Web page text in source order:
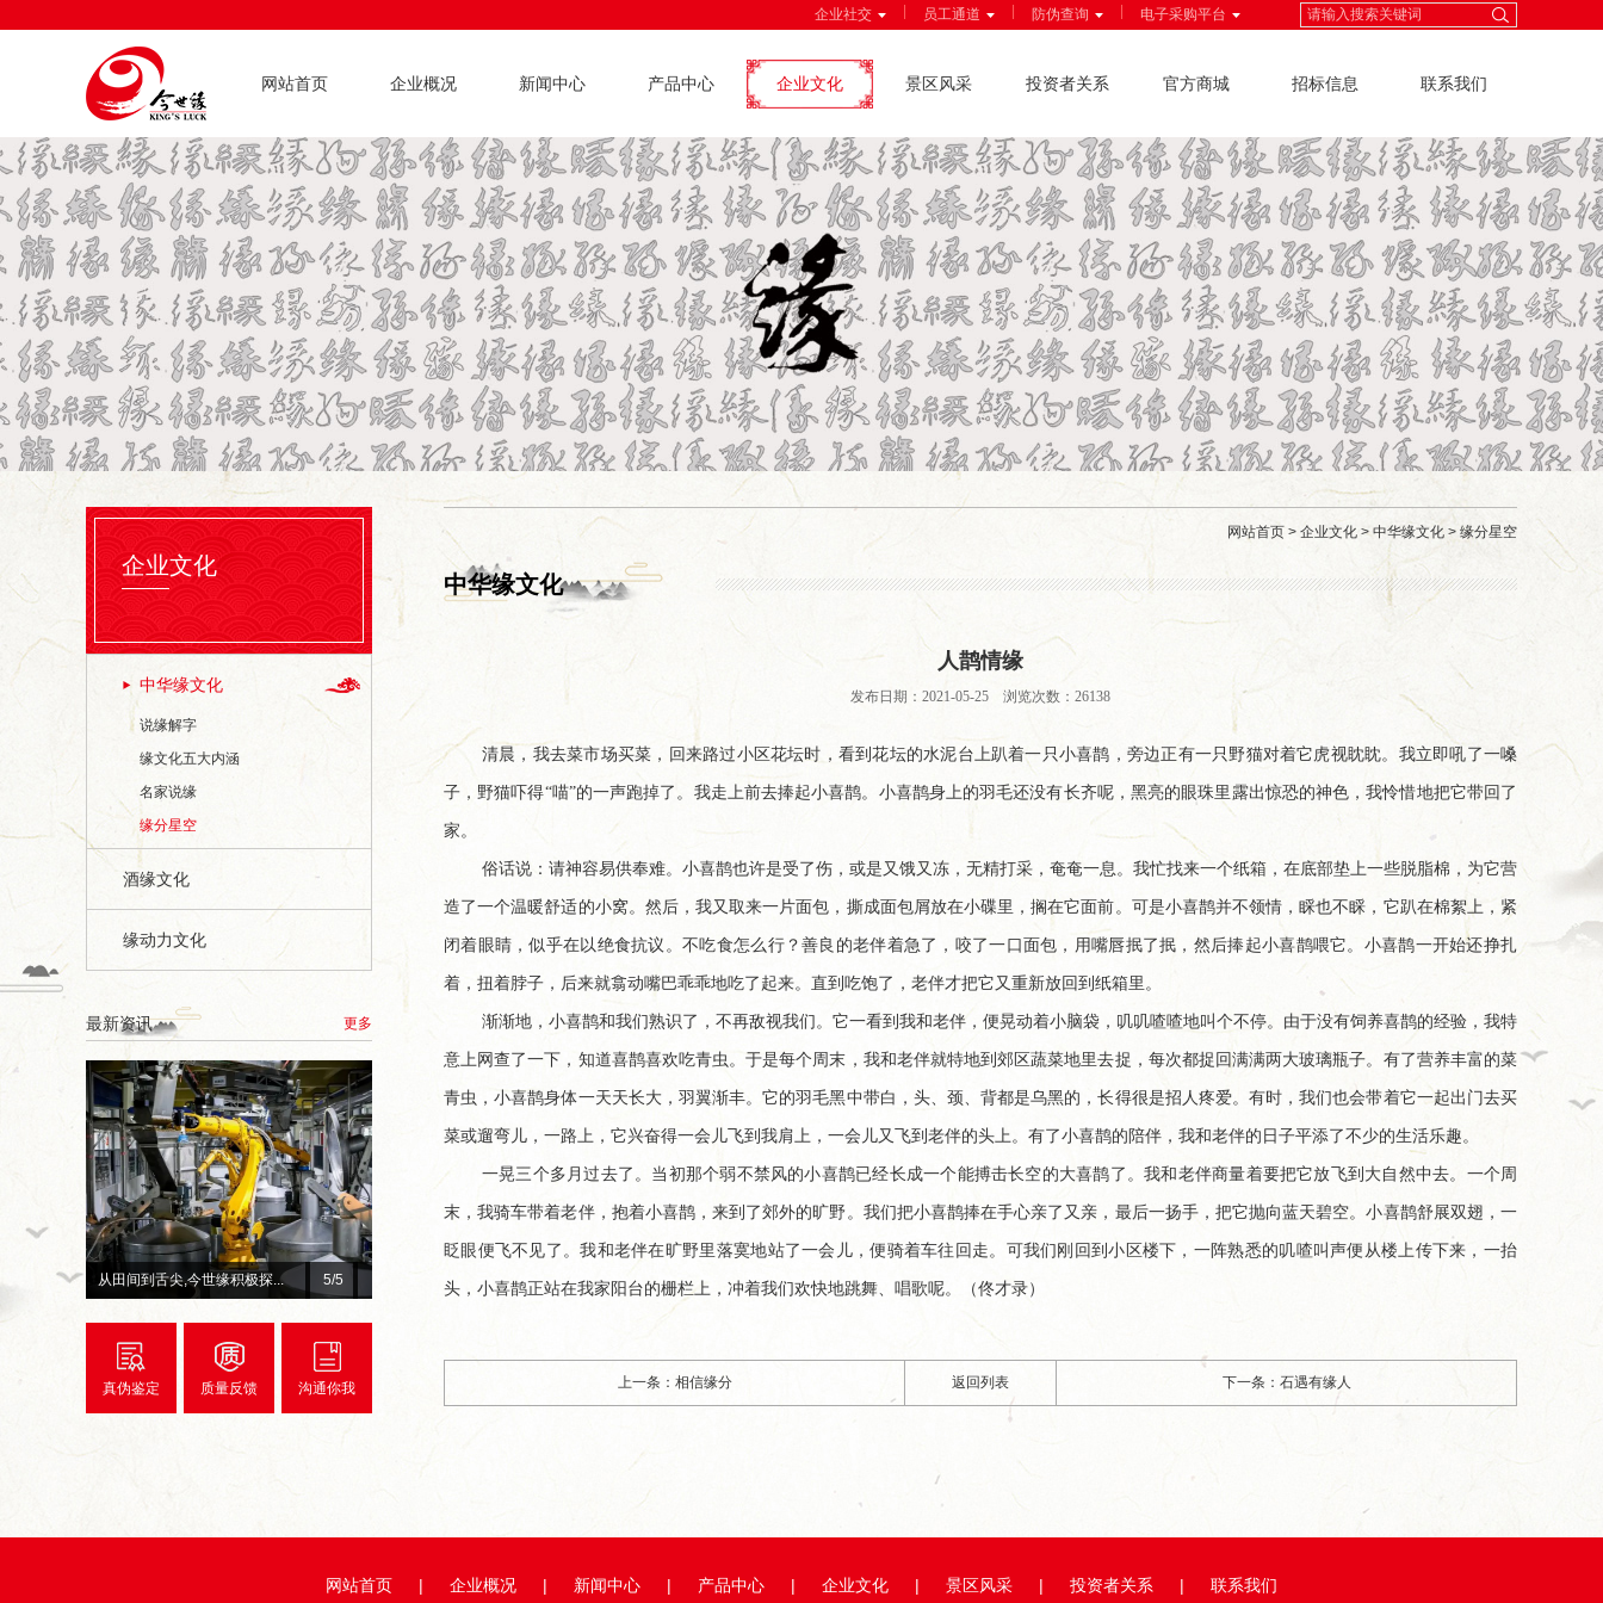
企业社交 员工通道 防伪查询 电子采购平台
网站首页 企业概况 新闻中心 产品中心 企业文化 景区风采 投资者关系 官方商城 招标信息 联系我们
企业文化
中华缘文化
说缘解字
缘文化五大内涵
名家说缘
缘分星空
酒缘文化
缘动力文化
最新资讯 更多
1/5
从田间到舌尖,今世缘积极探... 总台×今世缘官宣！李宇春、...
真伪鉴定 质量反馈 沟通你我
网站首页 > 企业文化 > 中华缘文化 > 缘分星空
中华缘文化
人鹊情缘
发布日期：2021-05-25 浏览次数：26138
清晨，我去菜市场买菜，回来路过小区花坛时，看到花坛的水泥台上趴着一只小喜鹊，旁边正有一只野猫对着它虎视眈眈。我立即吼了一嗓
子，野猫吓得“喵”的一声跑掉了。我走上前去捧起小喜鹊。小喜鹊身上的羽毛还没有长齐呢，黑亮的眼珠里露出惊恐的神色，我怜惜地把它带回了
家。
俗话说：请神容易供奉难。小喜鹊也许是受了伤，或是又饿又冻，无精打采，奄奄一息。我忙找来一个纸箱，在底部垫上一些脱脂棉，为它营
造了一个温暖舒适的小窝。然后，我又取来一片面包，撕成面包屑放在小碟里，搁在它面前。可是小喜鹊并不领情，睬也不睬，它趴在棉絮上，紧
闭着眼睛，似乎在以绝食抗议。不吃食怎么行？善良的老伴着急了，咬了一口面包，用嘴唇抿了抿，然后捧起小喜鹊喂它。小喜鹊一开始还挣扎
着，扭着脖子，后来就翕动嘴巴乖乖地吃了起来。直到吃饱了，老伴才把它又重新放回到纸箱里。
渐渐地，小喜鹊和我们熟识了，不再敌视我们。它一看到我和老伴，便晃动着小脑袋，叽叽喳喳地叫个不停。由于没有饲养喜鹊的经验，我特
意上网查了一下，知道喜鹊喜欢吃青虫。于是每个周末，我和老伴就特地到郊区蔬菜地里去捉，每次都捉回满满两大玻璃瓶子。有了营养丰富的菜
青虫，小喜鹊身体一天天长大，羽翼渐丰。它的羽毛黑中带白，头、颈、背都是乌黑的，长得很是招人疼爱。有时，我们也会带着它一起出门去买
菜或遛弯儿，一路上，它兴奋得一会儿飞到我肩上，一会儿又飞到老伴的头上。有了小喜鹊的陪伴，我和老伴的日子平添了不少的生活乐趣。
一晃三个多月过去了。当初那个弱不禁风的小喜鹊已经长成一个能搏击长空的大喜鹊了。我和老伴商量着要把它放飞到大自然中去。一个周
末，我骑车带着老伴，抱着小喜鹊，来到了郊外的旷野。我们把小喜鹊捧在手心亲了又亲，最后一扬手，把它抛向蓝天碧空。小喜鹊舒展双翅，一
眨眼便飞不见了。我和老伴在旷野里落寞地站了一会儿，便骑着车往回走。可我们刚回到小区楼下，一阵熟悉的叽喳叫声便从楼上传下来，一抬
头，小喜鹊正站在我家阳台的栅栏上，冲着我们欢快地跳舞、唱歌呢。（佟才录）
上一条：相信缘分 返回列表 下一条：石遇有缘人
网站首页 | 企业概况 | 新闻中心 | 产品中心 | 企业文化 | 景区风采 | 投资者关系 | 联系我们